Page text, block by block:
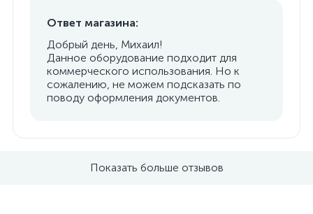
Ответ магазина:
Добрый день, Михаил!
Данное оборудование подходит для
коммерческого использования. Но к
сожалению, не можем подсказать по
поводу оформления документов.
Показать больше отзывов